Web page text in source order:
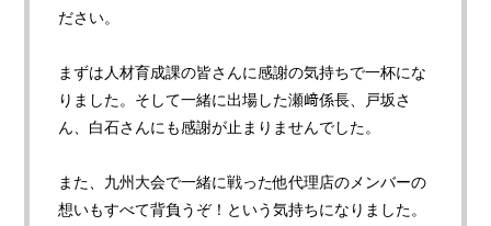
ださい。
まずは人材育成課の皆さんに感謝の気持ちで一杯にな
りました。そして一緒に出場した瀬﨑係長、戸坂さ
ん、白石さんにも感謝が止まりませんでした。
また、九州大会で一緒に戦った他代理店のメンバーの
想いもすべて背負うぞ！という気持ちになりました。